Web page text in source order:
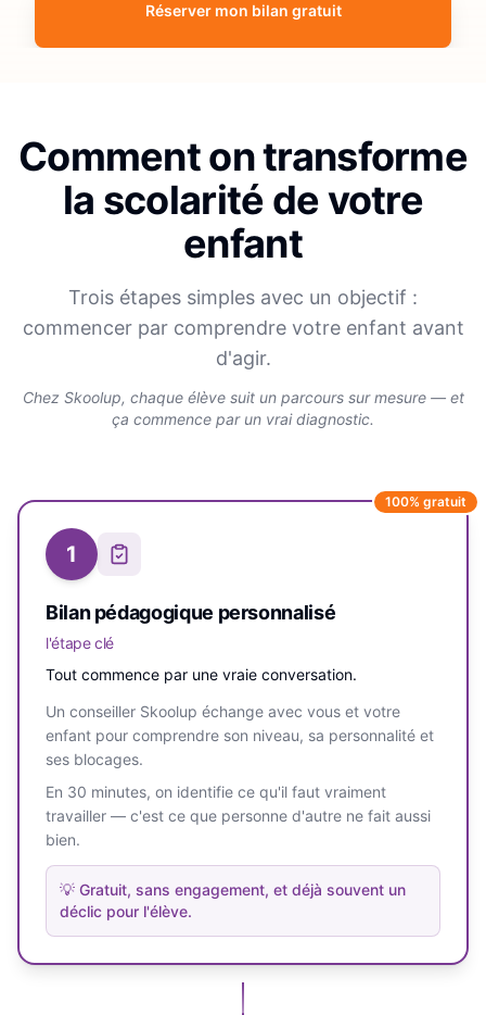
Réserver mon bilan gratuit
Comment on transforme
la scolarité de votre
enfant
Trois étapes simples avec un objectif :
commencer par comprendre votre enfant avant
d'agir.
Chez Skoolup, chaque élève suit un parcours sur mesure — et
ça commence par un vrai diagnostic.
100% gratuit
1
Bilan pédagogique personnalisé
l'étape clé
Tout commence par une vraie conversation.
Un conseiller Skoolup échange avec vous et votre
enfant pour comprendre son niveau, sa personnalité et
ses blocages.
En 30 minutes, on identifie ce qu'il faut vraiment
travailler — c'est ce que personne d'autre ne fait aussi
bien.
💡 Gratuit, sans engagement, et déjà souvent un
déclic pour l'élève.